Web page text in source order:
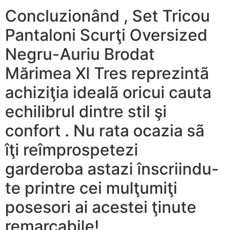
Concluzionând , Set Tricou
Pantaloni Scurţi Oversized
Negru-Auriu Brodat
Mărimea Xl Tres reprezintã
achiziţia idealã oricui cauta
echilibrul dintre stil şi
confort . Nu rata ocazia sã
îţi reîmprospetezi
garderoba astazi înscriindu-
te printre cei mulţumiţi
posesori ai acestei ţinute
remarcabile!